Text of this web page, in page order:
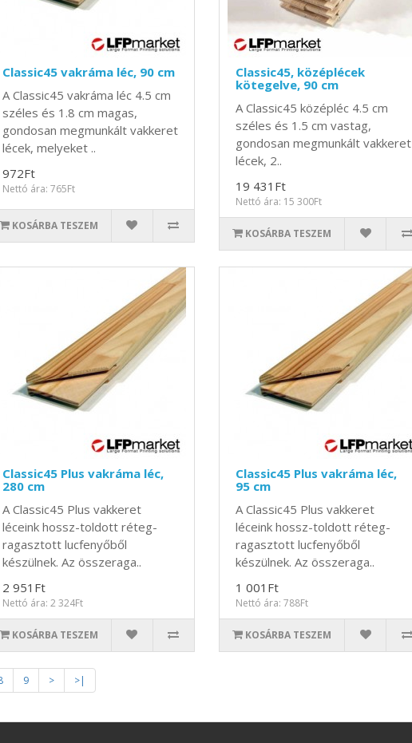
Classic45 vakráma léc, 90 cm
A Classic45 vakráma léc 4.5 cm
széles és 1.8 cm magas,
gondosan megmunkált vakkeret
lécek, melyeket ..
972Ft
Nettó ára: 765Ft
KOSÁRBA TESZEM
Classic45, középlécek
kötegelve, 90 cm
A Classic45 középléc 4.5 cm
széles és 1.5 cm vastag,
gondosan megmunkált vakkeret
lécek, 2..
19 431Ft
Nettó ára: 15 300Ft
KOSÁRBA TESZEM
Classic45 Plus vakráma léc,
280 cm
A Classic45 Plus vakkeret
léceink hossz-toldott réteg-
ragasztott lucfenyőből
készülnek. Az összeraga..
2 951Ft
Nettó ára: 2 324Ft
KOSÁRBA TESZEM
Classic45 Plus vakráma léc,
95 cm
A Classic45 Plus vakkeret
léceink hossz-toldott réteg-
ragasztott lucfenyőből
készülnek. Az összeraga..
1 001Ft
Nettó ára: 788Ft
KOSÁRBA TESZEM
9 > >|